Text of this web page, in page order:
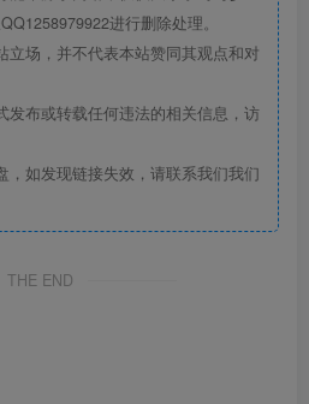
进行删除处理。
立场，并不代表本站赞同其观点和对
发布或转载任何违法的相关信息，访
，如发现链接失效，请联系我们我们
THE END